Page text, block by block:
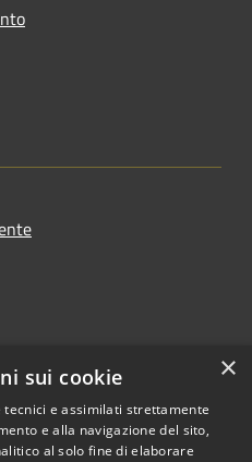
×
sui cookie
e assimilati strettamente
e alla navigazione del sito,
al solo fine di elaborare